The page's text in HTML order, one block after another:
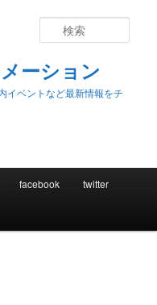
ーション
イベントなど最新情報をチ
索
facebook twitter